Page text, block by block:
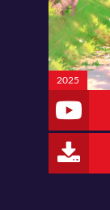
2025